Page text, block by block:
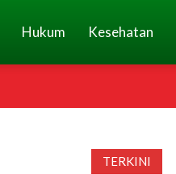
Hukum Kesehatan
TERKINI